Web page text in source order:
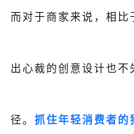
而对于商家来说，相比
出心裁的创意设计也
径。 抓住年轻消费者的